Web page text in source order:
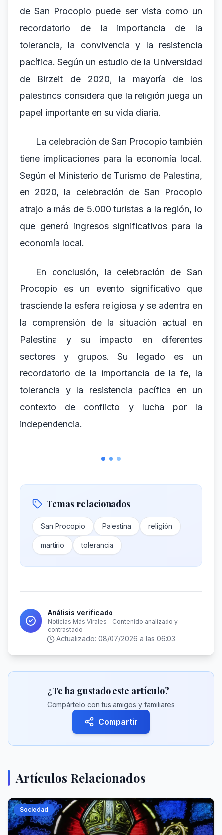
de San Procopio puede ser vista como un
recordatorio de la importancia de la
tolerancia, la convivencia y la resistencia
pacífica. Según un estudio de la Universidad
de Birzeit de 2020, la mayoría de los
palestinos considera que la religión juega un
papel importante en su vida diaria.
La celebración de San Procopio también
tiene implicaciones para la economía local.
Según el Ministerio de Turismo de Palestina,
en 2020, la celebración de San Procopio
atrajo a más de 5.000 turistas a la región, lo
que generó ingresos significativos para la
economía local.
En conclusión, la celebración de San
Procopio es un evento significativo que
trasciende la esfera religiosa y se adentra en
la comprensión de la situación actual en
Palestina y su impacto en diferentes
sectores y grupos. Su legado es un
recordatorio de la importancia de la fe, la
tolerancia y la resistencia pacífica en un
contexto de conflicto y lucha por la
independencia.
Temas relacionados
San Procopio Palestina religión
martirio tolerancia
Análisis verificado
Noticias Más Virales - Contenido analizado y
contrastado
Actualizado: 08/07/2026 a las 06:03
¿Te ha gustado este artículo?
Compártelo con tus amigos y familiares
Compartir
Artículos Relacionados
Sociedad